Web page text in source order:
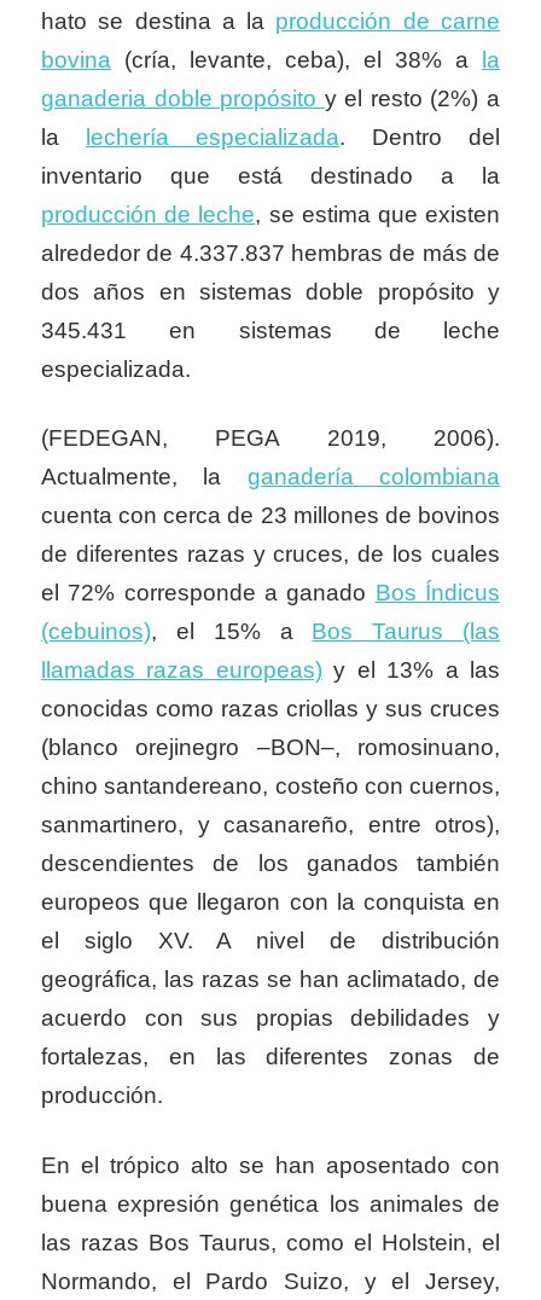
hato se destina a la producción de carne
bovina (cría, levante, ceba), el 38% a la
ganaderia doble propósito y el resto (2%) a
la lechería especializada. Dentro del
inventario que está destinado a la
producción de leche, se estima que existen
alrededor de 4.337.837 hembras de más de
dos años en sistemas doble propósito y
345.431 en sistemas de leche
especializada.
(FEDEGAN, PEGA 2019, 2006).
Actualmente, la ganadería colombiana
cuenta con cerca de 23 millones de bovinos
de diferentes razas y cruces, de los cuales
el 72% corresponde a ganado Bos Índicus
(cebuinos), el 15% a Bos Taurus (las
llamadas razas europeas)y el 13% a las
conocidas como razas criollas y sus cruces
(blanco orejinegro –BON–, romosinuano,
chino santandereano, costeño con cuernos,
sanmartinero, y casanareño, entre otros),
descendientes de los ganados también
europeos que llegaron con la conquista en
el siglo XV. A nivel de distribución
geográfica, las razas se han aclimatado, de
acuerdo con sus propias debilidades y
fortalezas, en las diferentes zonas de
producción.
En el trópico alto se han aposentado con
buena expresión genética los animales de
las razas Bos Taurus, como el Holstein, el
Normando, el Pardo Suizo, y el Jersey,